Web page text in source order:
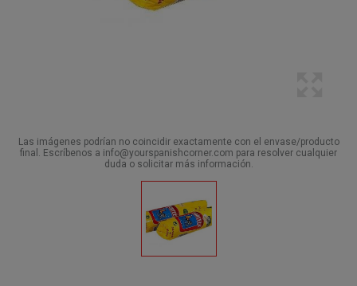
Las imágenes podrían no coincidir exactamente con el envase/producto
final. Escríbenos a info@yourspanishcorner.com para resolver cualquier
duda o solicitar más información.